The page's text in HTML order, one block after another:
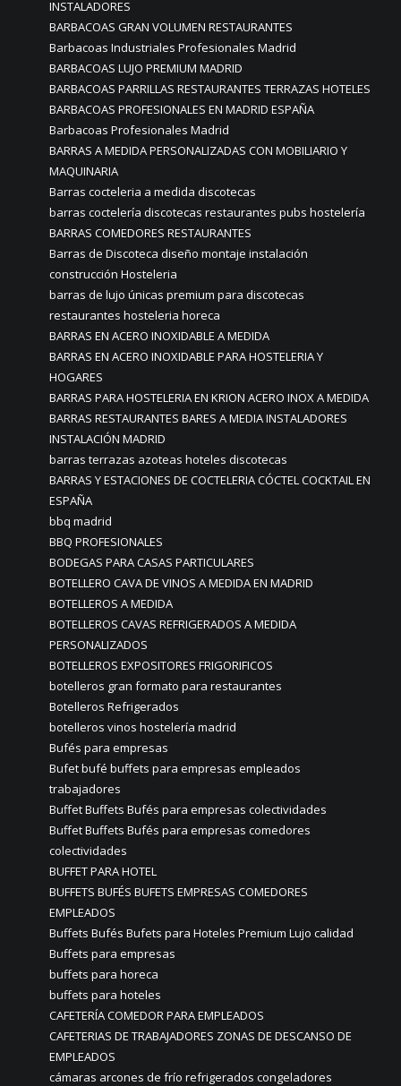
INSTALADORES
BARBACOAS GRAN VOLUMEN RESTAURANTES
Barbacoas Industriales Profesionales Madrid
BARBACOAS LUJO PREMIUM MADRID
BARBACOAS PARRILLAS RESTAURANTES TERRAZAS HOTELES
BARBACOAS PROFESIONALES EN MADRID ESPAÑA
Barbacoas Profesionales Madrid
BARRAS A MEDIDA PERSONALIZADAS CON MOBILIARIO Y
MAQUINARIA
Barras cocteleria a medida discotecas
barras coctelería discotecas restaurantes pubs hostelería
BARRAS COMEDORES RESTAURANTES
Barras de Discoteca diseño montaje instalación
construcción Hosteleria
barras de lujo únicas premium para discotecas
restaurantes hosteleria horeca
BARRAS EN ACERO INOXIDABLE A MEDIDA
BARRAS EN ACERO INOXIDABLE PARA HOSTELERIA Y
HOGARES
BARRAS PARA HOSTELERIA EN KRION ACERO INOX A MEDIDA
BARRAS RESTAURANTES BARES A MEDIA INSTALADORES
INSTALACIÓN MADRID
barras terrazas azoteas hoteles discotecas
BARRAS Y ESTACIONES DE COCTELERIA CÓCTEL COCKTAIL EN
ESPAÑA
bbq madrid
BBQ PROFESIONALES
BODEGAS PARA CASAS PARTICULARES
BOTELLERO CAVA DE VINOS A MEDIDA EN MADRID
BOTELLEROS A MEDIDA
BOTELLEROS CAVAS REFRIGERADOS A MEDIDA
PERSONALIZADOS
BOTELLEROS EXPOSITORES FRIGORIFICOS
botelleros gran formato para restaurantes
Botelleros Refrigerados
botelleros vinos hostelería madrid
Bufés para empresas
Bufet bufé buffets para empresas empleados
trabajadores
Buffet Buffets Bufés para empresas colectividades
Buffet Buffets Bufés para empresas comedores
colectividades
BUFFET PARA HOTEL
BUFFETS BUFÉS BUFETS EMPRESAS COMEDORES
EMPLEADOS
Buffets Bufés Bufets para Hoteles Premium Lujo calidad
Buffets para empresas
buffets para horeca
buffets para hoteles
CAFETERÍA COMEDOR PARA EMPLEADOS
CAFETERIAS DE TRABAJADORES ZONAS DE DESCANSO DE
EMPLEADOS
cámaras arcones de frío refrigerados congeladores